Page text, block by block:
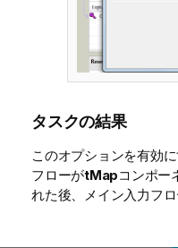
タスクの結果
このオプションを有効
フローがtMapコンポー
れた後、メイン入力フロ